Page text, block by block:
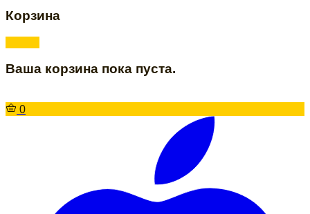
Корзина
Ваша корзина пока пуста.
0